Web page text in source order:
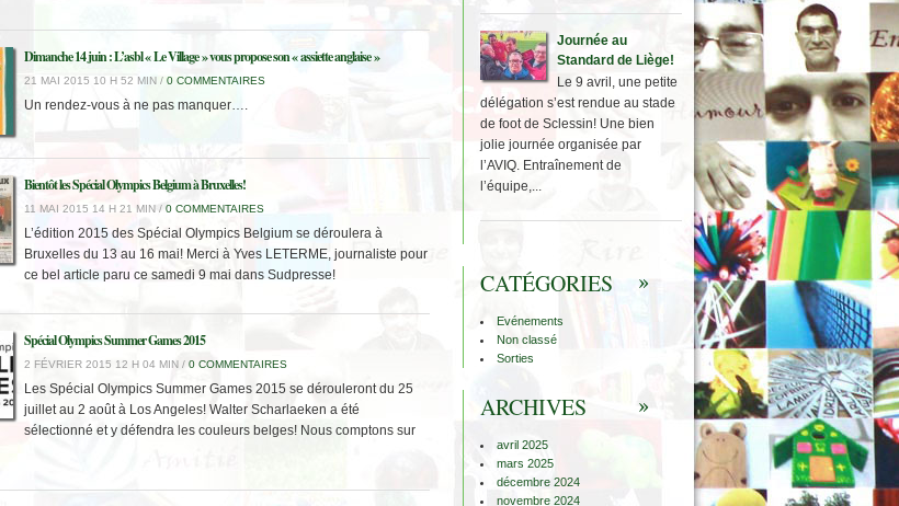
Dimanche 14 juin : L’asbl « Le Village » vous propose son « assiette anglaise »
21 MAI 2015 10 H 52 MIN / 0 COMMENTAIRES
Un rendez-vous à ne pas manquer….
Bientôt les Spécial Olympics Belgium à Bruxelles!
11 MAI 2015 14 H 21 MIN / 0 COMMENTAIRES
L’édition 2015 des Spécial Olympics Belgium se déroulera à
Bruxelles du 13 au 16 mai! Merci à Yves LETERME, journaliste pour
ce bel article paru ce samedi 9 mai dans Sudpresse!
Spécial Olympics Summer Games 2015
2 FÉVRIER 2015 12 H 04 MIN / 0 COMMENTAIRES
Les Spécial Olympics Summer Games 2015 se dérouleront du 25
juillet au 2 août à Los Angeles! Walter Scharlaeken a été
sélectionné et y défendra les couleurs belges! Nous comptons sur
Journée au
Standard de Liège!
Le 9 avril, une petite
délégation s’est rendue au stade
de foot de Sclessin! Une bien
jolie journée organisée par
l’AVIQ. Entraînement de
l’équipe,...
CATÉGORIES
Evénements
Non classé
Sorties
ARCHIVES
avril 2025
mars 2025
décembre 2024
novembre 2024